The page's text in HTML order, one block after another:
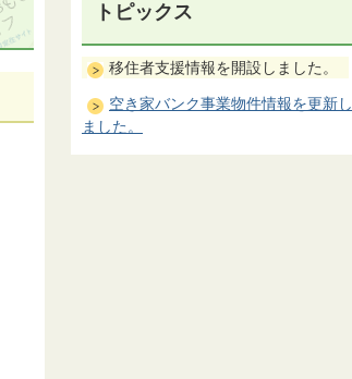
トピックス
移住者支援情報を開設しました。
空き家バンク事業物件情報を更新し
ました。